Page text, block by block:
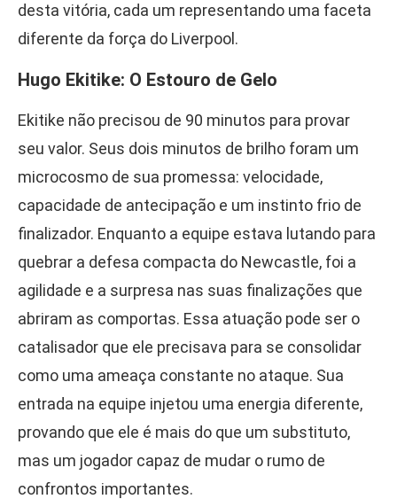
desta vitória, cada um representando uma faceta
diferente da força do Liverpool.
Hugo Ekitike: O Estouro de Gelo
Ekitike não precisou de 90 minutos para provar
seu valor. Seus dois minutos de brilho foram um
microcosmo de sua promessa: velocidade,
capacidade de antecipação e um instinto frio de
finalizador. Enquanto a equipe estava lutando para
quebrar a defesa compacta do Newcastle, foi a
agilidade e a surpresa nas suas finalizações que
abriram as comportas. Essa atuação pode ser o
catalisador que ele precisava para se consolidar
como uma ameaça constante no ataque. Sua
entrada na equipe injetou uma energia diferente,
provando que ele é mais do que um substituto,
mas um jogador capaz de mudar o rumo de
confrontos importantes.